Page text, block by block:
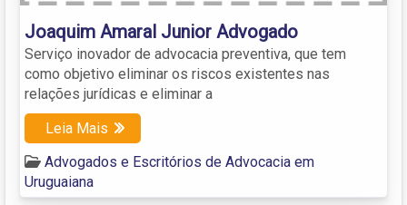
Joaquim Amaral Junior Advogado
Serviço inovador de advocacia preventiva, que tem
como objetivo eliminar os riscos existentes nas
relações jurídicas e eliminar a
Leia Mais
Advogados e Escritórios de Advocacia em
Uruguaiana